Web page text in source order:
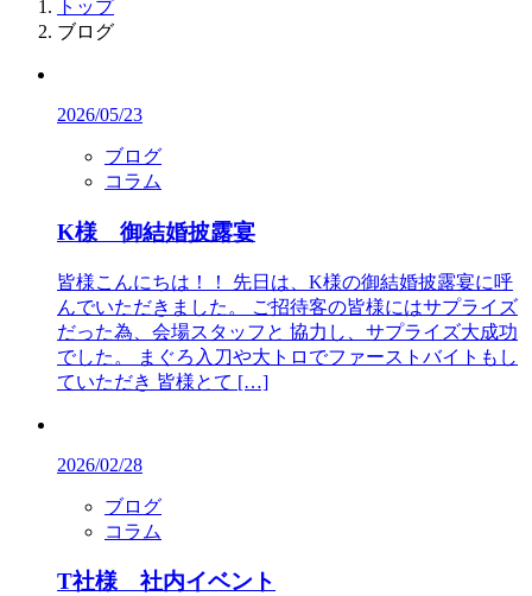
トップ
ブログ
2026/05/23
ブログ
コラム
K様 御結婚披露宴
皆様こんにちは！！ 先日は、K様の御結婚披露宴に呼
んでいただきました。 ご招待客の皆様にはサプライズ
だった為、会場スタッフと 協力し、サプライズ大成功
でした。 まぐろ入刀や大トロでファーストバイトもし
ていただき 皆様とて […]
2026/02/28
ブログ
コラム
T社様 社内イベント